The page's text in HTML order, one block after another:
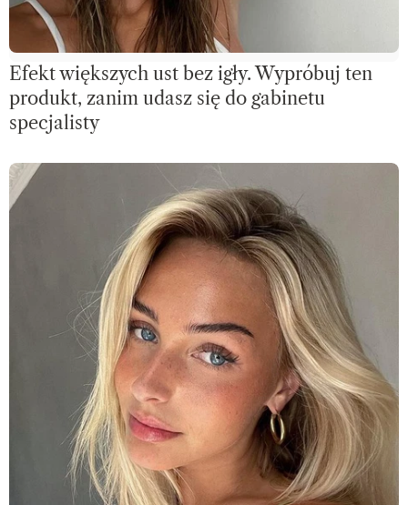
Efekt większych ust bez igły. Wypróbuj ten
produkt, zanim udasz się do gabinetu
specjalisty